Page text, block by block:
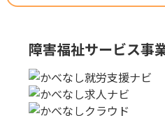
障害福祉サービス事